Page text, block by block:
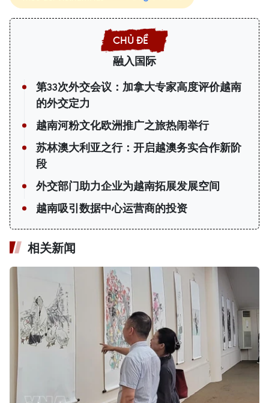
融入国际
第33次外交会议：加拿大专家高度评价越南
的外交定力
越南河粉文化欧洲推广之旅热闹举行
苏林澳大利亚之行：开启越澳务实合作新阶
段
外交部门助力企业为越南拓展发展空间
越南吸引数据中心运营商的投资
相关新闻